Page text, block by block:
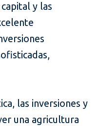
y las
las inversiones y
una agricultura